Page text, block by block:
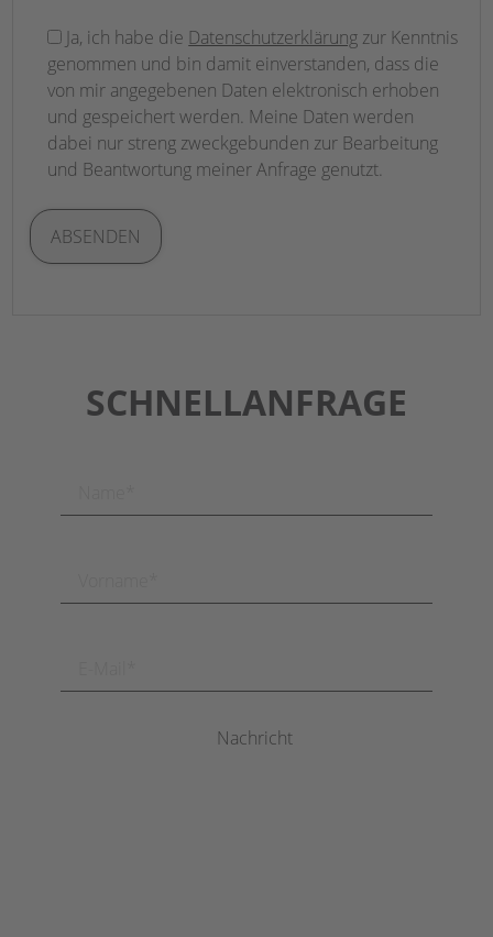
lasse
dieses
Feld
leer.
Ja, ich habe die Datenschutzerklärung zur Kenntnis
genommen und bin damit einverstanden, dass die
von mir angegebenen Daten elektronisch erhoben
und gespeichert werden. Meine Daten werden
dabei nur streng zweckgebunden zur Bearbeitung
und Beantwortung meiner Anfrage genutzt.
SCHNELLANFRAGE
Nachricht